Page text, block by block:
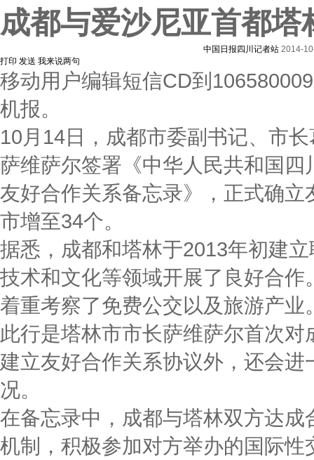
成都与爱沙尼亚首都
中国日报四川记者站 2014-
打印 发送 我来说两句
移动用户编辑短信CD到
机报。
10月14日，成都市委副书记、市
萨维萨尔签署《中华人民共和国
友好合作关系备忘录》，正式确
市增至34个。
据悉，成都和塔林于2013年初建
技术和文化等领域开展了良好合
着重考察了免费公交以及旅游产业
此行是塔林市市长萨维萨尔首次
建立友好合作关系协议外，还会
况。
在备忘录中，成都与塔林双方达
机制，积极参加对方举办的国际